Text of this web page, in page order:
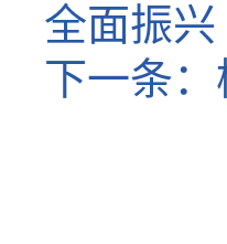
全面振兴
下一条：